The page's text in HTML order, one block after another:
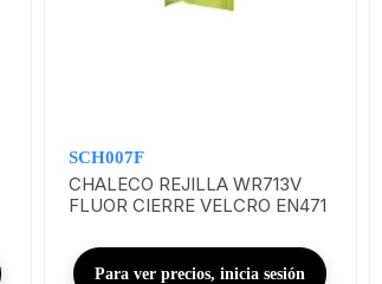
SCH007F
CHALECO REJILLA WR713V
FLUOR CIERRE VELCRO EN471
Para ver precios, inicia sesión